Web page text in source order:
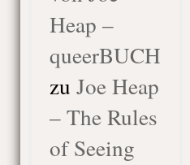
Heap –
queerBUCH
zu Joe Heap
– The Rules
of Seeing